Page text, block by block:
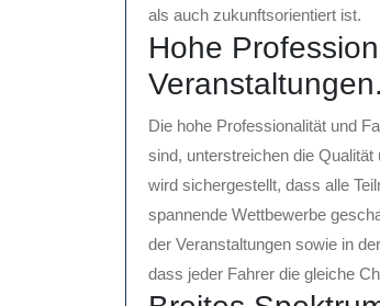
als auch zukunftsorientiert ist.
Hohe
Veranstaltungen.
Die hohe Professionalität und
sind, unterstreichen die
wird sichergestellt, dass alle
spannende Wettbewerbe
der Veranstaltungen sowie in
dass jeder Fahrer die gleiche